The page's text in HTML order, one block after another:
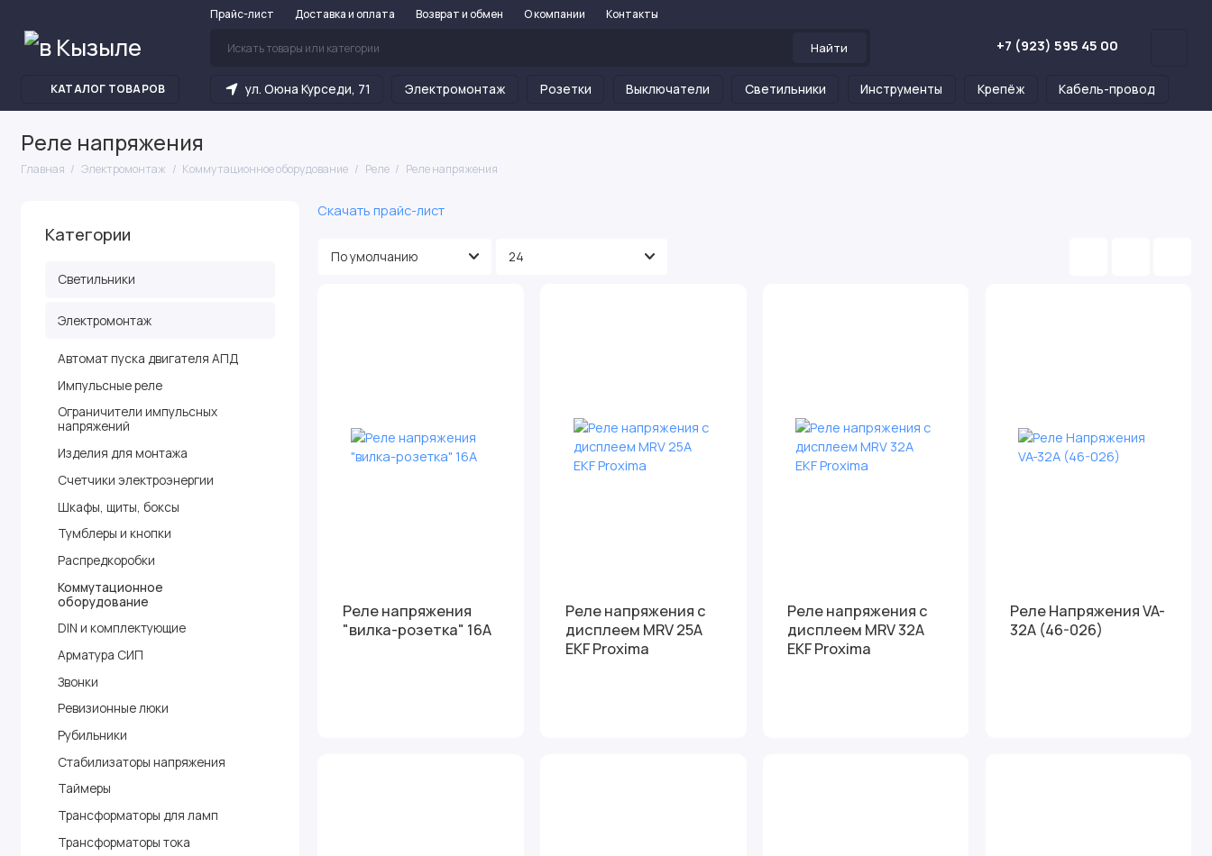
Прайс-лист Доставка и оплата Возврат и обмен О компании Контакты
Найти +7 (923) 595 45 00
КАТАЛОГ ТОВАРОВ ул. Оюна Курседи, 71 Электромонтаж Розетки Выключатели Светильники Инструменты Крепёж Кабель-провод
Реле напряжения
Главная Электромонтаж Коммутационное оборудование Реле Реле напряжения
Категории
Светильники
Электромонтаж
Автомат пуска двигателя АПД
Импульсные реле
Ограничители импульсных
напряжений
Изделия для монтажа
Счетчики электроэнергии
Шкафы, щиты, боксы
Тумблеры и кнопки
Распредкоробки
Коммутационное
оборудование
DIN и комплектующие
Арматура СИП
Звонки
Ревизионные люки
Рубильники
Стабилизаторы напряжения
Таймеры
Трансформаторы для ламп
Трансформаторы тока
Скачать прайс-лист
Реле напряжения
"вилка-розетка" 16А
Реле напряжения c
дисплеем MRV 25А
EKF Proxima
Реле напряжения c
дисплеем MRV 32А
EKF Proxima
Реле Напряжения VA-
32A (46-026)